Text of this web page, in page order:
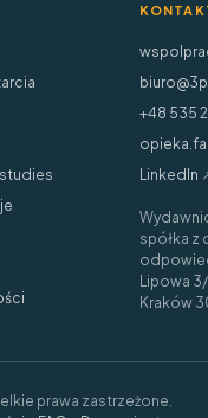
+48 535
LinkedIn
spółka z
Lipowa 3/
Kraków
prawa zastrzeżone.